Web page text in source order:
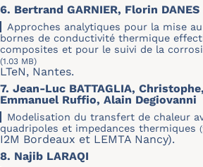
6. Bertrand GARNIER, Florin DANES
Approches analytiques pour la mise
bornes de conductivité thermique
composites et pour le suivi de la
(1.03 MB)
LTeN, Nantes.
7. Jean-Luc BATTAGLIA,
Emmanuel Ruffio, Alain Degiovanni
Modelisation du transfert de chaleur
quadripoles et impedances thermiques
I2M Bordeaux et LEMTA Nancy).
8. Najib LARAQI